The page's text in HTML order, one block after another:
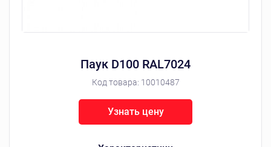
Паук D100 RAL7024
Код товара: 10010487
Узнать цену